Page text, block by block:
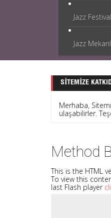
Jazz
Jazz
SITEMIZE
Merhaba,
ulaşabilirler.
Method
This is the HTML
To view this
last Flash player